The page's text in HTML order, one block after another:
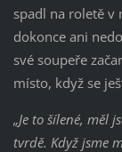
spadl na roletě v
dokonce ani
své soupeře
místo, když se
„Je to šílené, měl
tvrdě. Když jsme